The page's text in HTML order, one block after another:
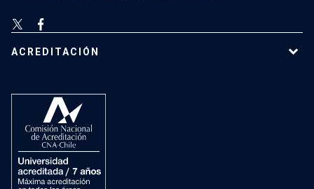
ACREDITACIÓN